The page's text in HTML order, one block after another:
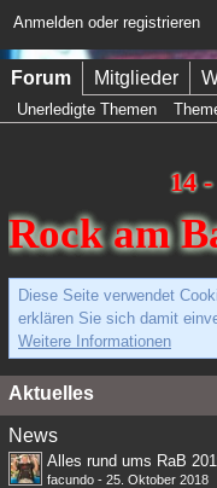
Anmelden oder registrieren
Forum Mitglieder
Unerledigte Themen
14
Rock am
Diese Seite verwendet
erklären Sie sich damit
Weitere Informationen
Aktuelles
News
Alles rund ums RaB
facundo - 25. Oktober 2018